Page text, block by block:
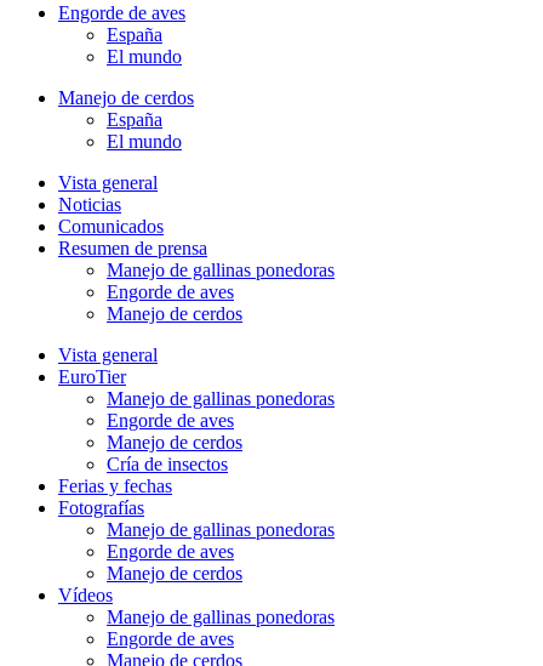
Engorde de aves
España
El mundo
Manejo de cerdos
España
El mundo
Vista general
Noticias
Comunicados
Resumen de prensa
Manejo de gallinas ponedoras
Engorde de aves
Manejo de cerdos
Vista general
EuroTier
Manejo de gallinas ponedoras
Engorde de aves
Manejo de cerdos
Cría de insectos
Ferias y fechas
Fotografías
Manejo de gallinas ponedoras
Engorde de aves
Manejo de cerdos
Vídeos
Manejo de gallinas ponedoras
Engorde de aves
Manejo de cerdos